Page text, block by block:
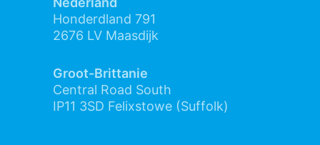
Honderdland 791
2676 LV Maasdijk
Groot-Brittanie
Central Road South
IP11 3SD Felixstowe (Suffolk)